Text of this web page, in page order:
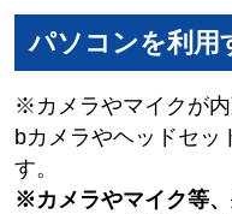
パソコンを利用
※カメラやマイクが
bカメラやヘッドセッ
す。
※カメラやマイク等、